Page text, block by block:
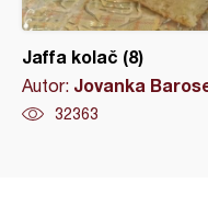
Jaffa kolač (8)
Autor: Jovanka
32363